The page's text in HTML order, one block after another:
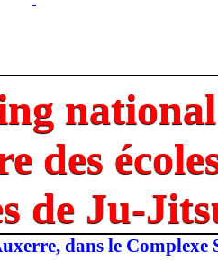
national
des
de Ju-
dans le Complexe